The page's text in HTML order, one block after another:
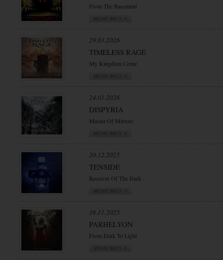
From The Basement
29.03.2026
TIMELESS RAGE
My Kingdom Come
24.01.2026
DISPYRIA
Master Of Mirrors
20.12.2025
TENSIDE
Receiver Of The Dark
16.11.2025
PARHELYON
From Dark To Light